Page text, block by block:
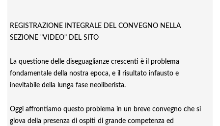
REGISTRAZIONE INTEGRALE DEL CONVEGNO NELLA
SEZIONE "VIDEO" DEL SITO
La questione delle diseguaglianze crescenti è il problema
fondamentale della nostra epoca, e il risultato infausto e
inevitabile della lunga fase neoliberista.
Oggi affrontiamo questo problema in un breve convegno che si
giova della presenza di ospiti di grande competenza ed